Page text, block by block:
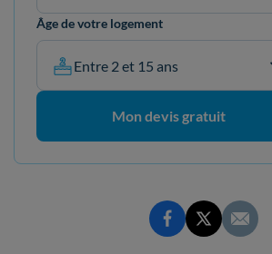
Âge de votre logement
Entre 2 et 15 ans
Mon devis gratuit